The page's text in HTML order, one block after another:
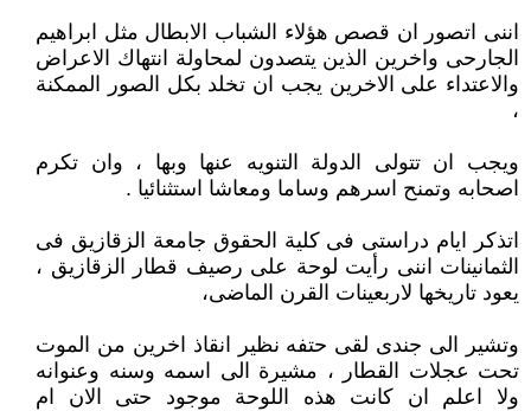
اننى اتصور ان قصص هؤلاء الشباب الابطال مثل ابراهيم
الجارحى واخرين الذين يتصدون لمحاولة انتهاك الاعراض
والاعتداء على الاخرين يجب ان تخلد بكل الصور الممكنة
،
ويجب ان تتولى الدولة التنويه عنها وبها ، وان تكرم
اصحابه وتمنح اسرهم وساما ومعاشا استثنائيا .
اتذكر ايام دراستى فى كلية الحقوق جامعة الزقازيق فى
الثمانينات اننى رأيت لوحة على رصيف قطار الزقازيق ،
يعود تاريخها لاربعينات القرن الماضى،
وتشير الى جندى لقى حتفه نظير انقاذ اخرين من الموت
تحت عجلات القطار ، مشيرة الى اسمه وسنه وعنوانه
ولا اعلم ان كانت هذه اللوحة موجود حتى الان ام